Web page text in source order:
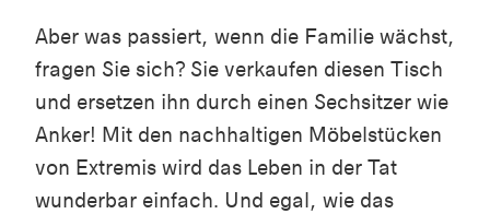
Aber was passiert, wenn die Familie wächst,
fragen Sie sich? Sie verkaufen diesen Tisch
und ersetzen ihn durch einen Sechsitzer wie
Anker! Mit den nachhaltigen Möbelstücken
von Extremis wird das Leben in der Tat
wunderbar einfach. Und egal, wie das